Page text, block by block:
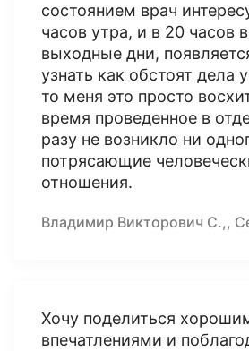
состоянием врач
часов утра, и в 20 часов
выходные дни,
узнать как обстоят дела
то меня это просто
время проведенное в
разу не возникло ни
потрясающие
отношения.
Владимир Викторович С.,,
Хочу поделиться
впечатлениями и